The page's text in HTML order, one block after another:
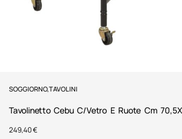
SOGGIORNO,TAVOLINI
Tavolinetto Cebu C/Vetro E Ruote Cm
249,40€